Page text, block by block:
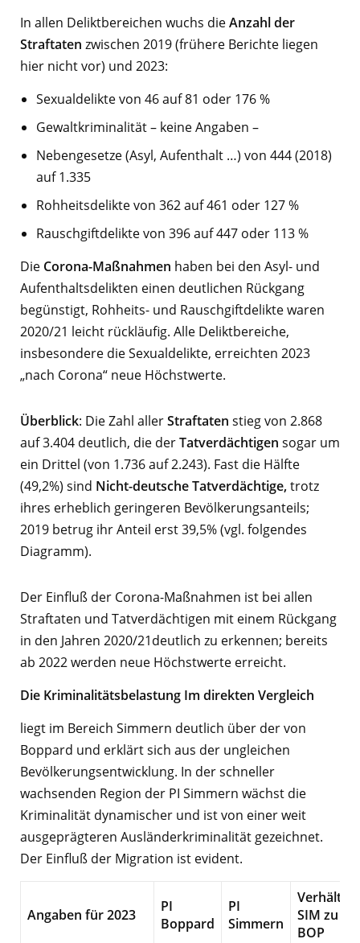
In allen Deliktbereichen wuchs dieAnzahl der
Straftaten zwischen 2019 (frühere Berichte liegen
hier nicht vor) und 2023:
Sexualdelikte von 46 auf 81 oder 176 %
Gewaltkriminalität – keine Angaben –
Nebengesetze (Asyl, Aufenthalt …) von 444 (2018)
auf 1.335
Rohheitsdelikte von 362 auf 461 oder 127 %
Rauschgiftdelikte von 396 auf 447 oder 113 %
Die Corona-Maßnahmen haben bei den Asyl- und
Aufenthaltsdelikten einen deutlichen Rückgang
begünstigt, Rohheits- und Rauschgiftdelikte waren
2020/21 leicht rückläufig. Alle Deliktbereiche,
insbesondere die Sexualdelikte, erreichten 2023
„nach Corona“ neue Höchstwerte.
Überblick: Die Zahl allerStraftaten stieg von 2.868
auf 3.404 deutlich, die derTatverdächtigen sogar um
ein Drittel (von 1.736 auf 2.243). Fast die Hälfte
(49,2%) sind Nicht-deutscheTatverdächtige,trotz
ihres erheblich geringeren Bevölkerungsanteils;
2019 betrug ihr Anteil erst 39,5% (vgl. folgendes
Diagramm).
Der Einfluß der Corona-Maßnahmen ist bei allen
Straftaten und Tatverdächtigen mit einem Rückgang
in den Jahren 2020/21deutlich zu erkennen; bereits
ab 2022 werden neue Höchstwerte erreicht.
Die Kriminalitätsbelastung Im direkten Vergleich
liegt im Bereich Simmern deutlich über der von
Boppard und erklärt sich aus der ungleichen
Bevölkerungsentwicklung. In der schneller
wachsenden Region der PI Simmern wächst die
Kriminalität dynamischer und ist von einer weit
ausgeprägteren Ausländerkriminalität gezeichnet.
Der Einfluß der Migration ist evident.
Angaben für 2023
PI
Boppard
PI
Simmern
Verhältnis
SIM zu
BOP